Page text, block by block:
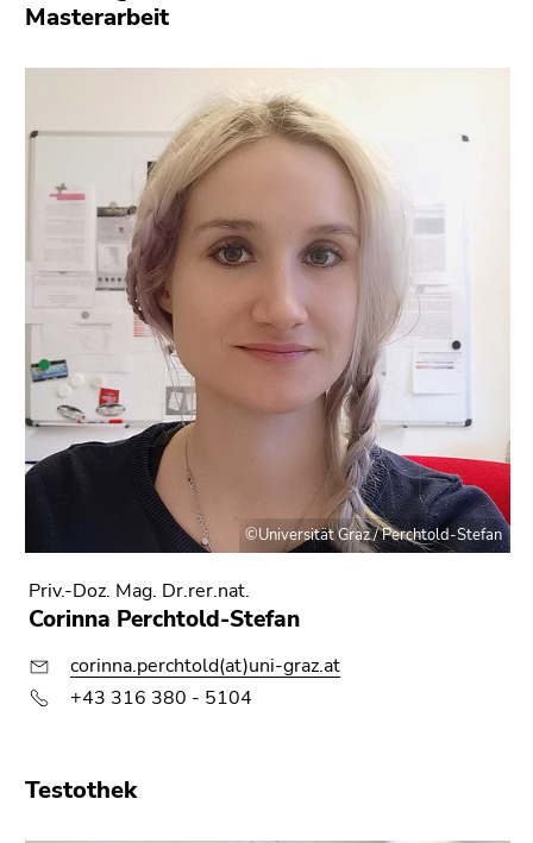
Masterarbeit
©Universität Graz / Perchtold-Stefan
Priv.-Doz. Mag. Dr.rer.nat.
Corinna Perchtold-Stefan
corinna.perchtold(at)uni-graz.at
+43 316 380 - 5104
Testothek